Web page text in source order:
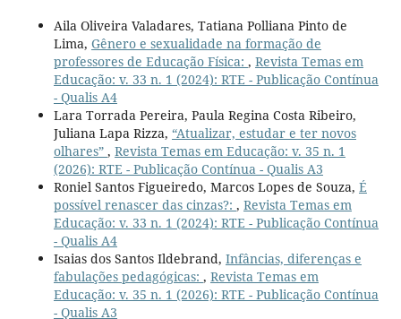
Aila Oliveira Valadares, Tatiana Polliana Pinto de
Lima, Gênero e sexualidade na formação de
professores de Educação Física: , Revista Temas em
Educação: v. 33 n. 1 (2024): RTE - Publicação Contínua
- Qualis A4
Lara Torrada Pereira, Paula Regina Costa Ribeiro,
Juliana Lapa Rizza, “Atualizar, estudar e ter novos
olhares” , Revista Temas em Educação: v. 35 n. 1
(2026): RTE - Publicação Contínua - Qualis A3
Roniel Santos Figueiredo, Marcos Lopes de Souza, É
possível renascer das cinzas?: , Revista Temas em
Educação: v. 33 n. 1 (2024): RTE - Publicação Contínua
- Qualis A4
Isaias dos Santos Ildebrand, Infâncias, diferenças e
fabulações pedagógicas: , Revista Temas em
Educação: v. 35 n. 1 (2026): RTE - Publicação Contínua
- Qualis A3